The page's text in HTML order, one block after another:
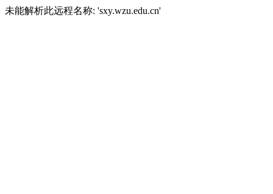
未能解析此远程名称: 'sxy.wzu.edu.cn'